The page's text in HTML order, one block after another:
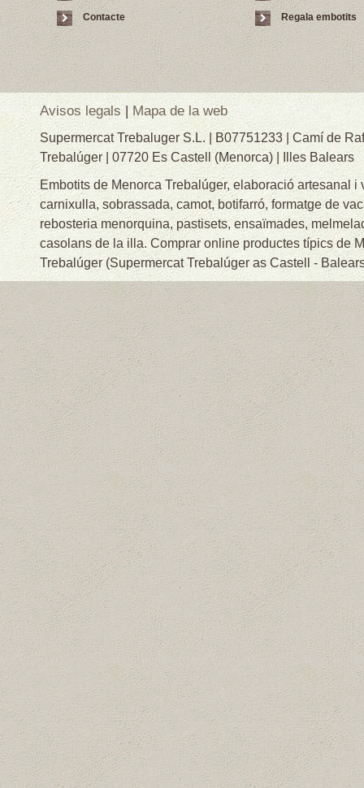
Contacte Regala embotits
Avisos legals | Mapa de la web
Supermercat Trebaluger S.L. | B07751233 | Camí de
Trebalúger | 07720 Es Castell (Menorca) | Illes Balears
Embotits de Menorca Trebalúger, elaboració artesanal i
carnixulla, sobrassada, camot, botifarró, formatge de
rebosteria menorquina, pastisets, ensaïmades,
casolans de la illa. Comprar online productes típics de
Trebalúger (Supermercat Trebalúger as Castell -